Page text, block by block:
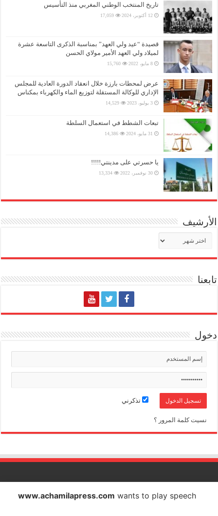
تاريخ المنتخب الوطني المغربي منذ التأسيس
12 أكتوبر، 2024 17,059
قصيدة “عيد ولي العهد” بمناسبة الذكرى التاسعة عشرة
لميلاد ولي العهد الأمير مولاي الحسن
8 مايو، 2022 15,760
عرض لمحطات بارزة خلال انعقاد الدورة العادية للمجلس
الإداري للوكالة المستقلة لتوزيع الماء والكهرباء بمكناس
3 يوليو، 2023 14,529
تبعات الشطط في استعمال السلطة
31 مايو، 2024 14,386
يا حسرتي على مدينتي!!!!!
30 نوفمبر، 2022 13,334
الأرشيف
الأرشيف
تابعنا
دخول
تذكرني
نسيت كلمة المرور ؟
الشاملة بريس تصدر عن شركة الشاملة بريس للاتصال والاشهار
www.achamilapress.com wants to play speech